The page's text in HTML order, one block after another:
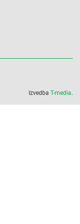
Izvedba T-media.